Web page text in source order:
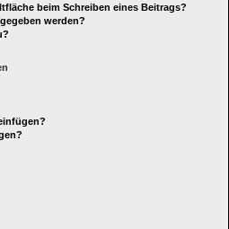
beim Schreiben eines Beitrags?
werden?